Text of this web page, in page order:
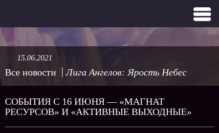
Все новости Лига Ангелов: Ярость Небес
15.06.2021
СОБЫТИЯ С 16 ИЮНЯ — «МАГНАТ
РЕСУРСОВ» И «АКТИВНЫЕ ВЫХОДНЫЕ»